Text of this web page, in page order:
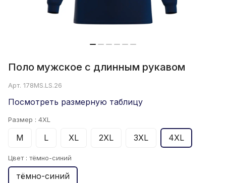
Поло мужское с длинным рукавом
Арт. 178MS.LS.26
Посмотреть размерную таблицу
Размер : 4XL
M L XL 2XL 3XL 4XL
Цвет : тёмно-синий
тёмно-синий